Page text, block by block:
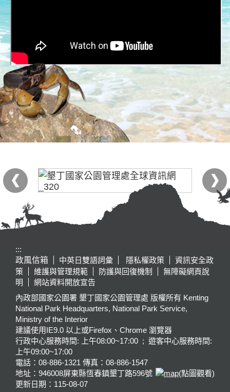
:::
政風信箱
中英日雙語詞彙 隱私權政策
資訊安全政
策
維護與管理規範 防護與回復機制
無障礙網頁說
明
網站資料開放宣告
內政部國家公園署 墾丁國家公園管理處 版權所有 Kenting
National Park Headquarters, National Park Service,
Ministry of the Interior
建議使用IE9.0 以上或Firefox、Chrome 瀏覽器
行政中心服務時間: 上午08:00~17:00 ; 遊客中心服務時間:
上午09:00~17:00
電話：08-886-1321 傳真：08-886-1547
地址：946008屏東縣恆春鎮墾丁路596號
(點圖觀看)
更新日期： 115-08-07